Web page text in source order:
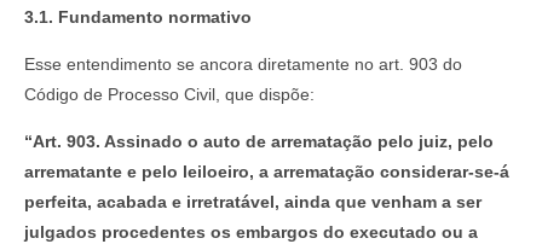
3.1. Fundamento normativo
Esse entendimento se ancora diretamente no art. 903 do
Código de Processo Civil, que dispõe:
“Art. 903. Assinado o auto de arrematação pelo juiz, pelo
arrematante e pelo leiloeiro, a arrematação considerar-se-á
perfeita, acabada e irretratável, ainda que venham a ser
julgados procedentes os embargos do executado ou a